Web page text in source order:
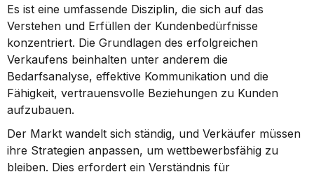
Es ist eine umfassende Disziplin, die sich auf das
Verstehen und Erfüllen der Kundenbedürfnisse
konzentriert. Die Grundlagen des erfolgreichen
Verkaufens beinhalten unter anderem die
Bedarfsanalyse, effektive Kommunikation und die
Fähigkeit, vertrauensvolle Beziehungen zu Kunden
aufzubauen.
Der Markt wandelt sich ständig, und Verkäufer müssen
ihre Strategien anpassen, um wettbewerbsfähig zu
bleiben. Dies erfordert ein Verständnis für